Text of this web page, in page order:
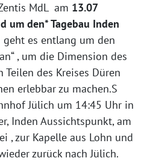
MdL am 13.07
um den* Tagebau Inden
geht es entlang um den
, um die Dimension des
des Kreises Düren
erlebbar zu machen.S
Jülich um 14:45 Uhr in
Inden Aussichtspunkt, am
, zur Kapelle aus Lohn und
zurück nach Jülich.